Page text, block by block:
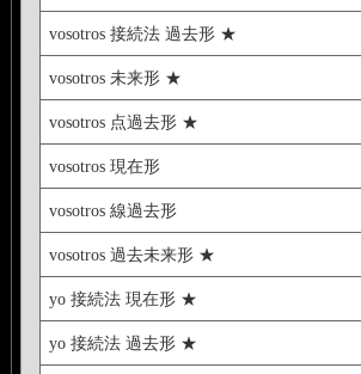
vosotros 接続法 過去形 ★
vosotros 未来形 ★
vosotros 点過去形 ★
vosotros 現在形
vosotros 線過去形
vosotros 過去未来形 ★
yo 接続法 現在形 ★
yo 接続法 過去形 ★